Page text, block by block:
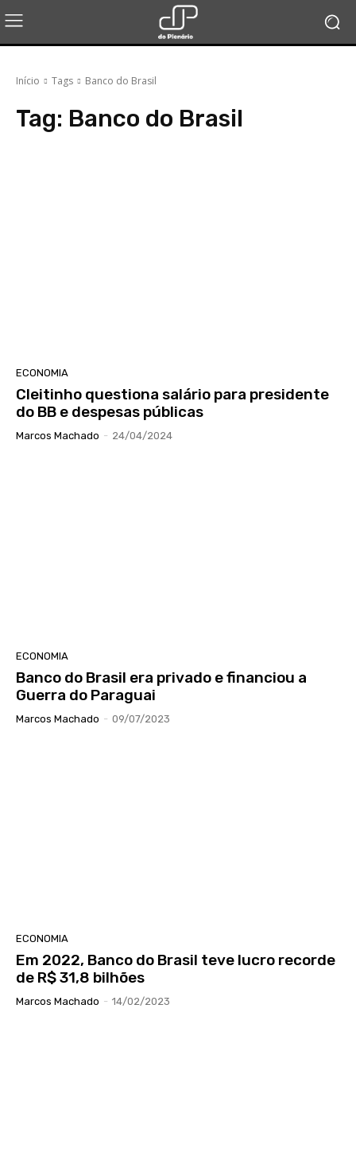
Início Tags Banco do Brasil
Tag: Banco do Brasil
ECONOMIA
Cleitinho questiona salário para presidente
do BB e despesas públicas
Marcos Machado - 24/04/2024
ECONOMIA
Banco do Brasil era privado e financiou a
Guerra do Paraguai
Marcos Machado - 09/07/2023
ECONOMIA
Em 2022, Banco do Brasil teve lucro recorde
de R$ 31,8 bilhões
Marcos Machado - 14/02/2023